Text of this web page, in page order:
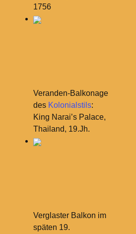
1756
Veranden-Balkonage
des Kolonialstils:
King Narai’s Palace,
Thailand, 19.Jh.
Verglaster Balkon im
späten 19.